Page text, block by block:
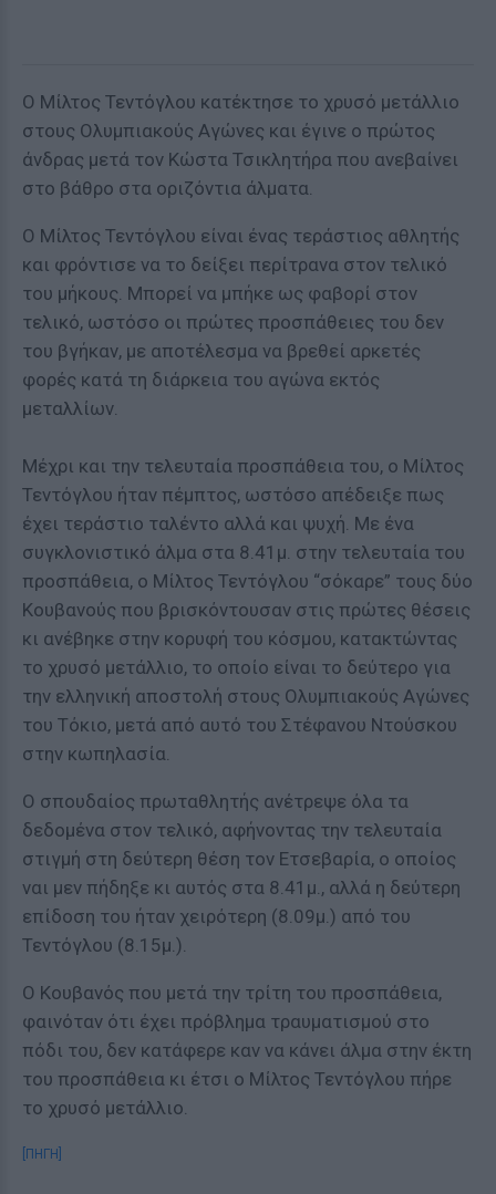
Ο Μίλτος Τεντόγλου κατέκτησε το χρυσό μετάλλιο
στους Ολυμπιακούς Αγώνες και έγινε ο πρώτος
άνδρας μετά τον Κώστα Τσικλητήρα που ανεβαίνει
στο βάθρο στα οριζόντια άλματα.
Ο Μίλτος Τεντόγλου είναι ένας τεράστιος αθλητής
και φρόντισε να το δείξει περίτρανα στον τελικό
του μήκους. Μπορεί να μπήκε ως φαβορί στον
τελικό, ωστόσο οι πρώτες προσπάθειες του δεν
του βγήκαν, με αποτέλεσμα να βρεθεί αρκετές
φορές κατά τη διάρκεια του αγώνα εκτός
μεταλλίων.
Μέχρι και την τελευταία προσπάθεια του, ο Μίλτος
Τεντόγλου ήταν πέμπτος, ωστόσο απέδειξε πως
έχει τεράστιο ταλέντο αλλά και ψυχή. Με ένα
συγκλονιστικό άλμα στα 8.41μ. στην τελευταία του
προσπάθεια, ο Μίλτος Τεντόγλου “σόκαρε” τους δύο
Κουβανούς που βρισκόντουσαν στις πρώτες θέσεις
κι ανέβηκε στην κορυφή του κόσμου, κατακτώντας
το χρυσό μετάλλιο, το οποίο είναι το δεύτερο για
την ελληνική αποστολή στους Ολυμπιακούς Αγώνες
του Τόκιο, μετά από αυτό του Στέφανου Ντούσκου
στην κωπηλασία.
O σπουδαίος πρωταθλητής ανέτρεψε όλα τα
δεδομένα στον τελικό, αφήνοντας την τελευταία
στιγμή στη δεύτερη θέση τον Ετσεβαρία, ο οποίος
ναι μεν πήδηξε κι αυτός στα 8.41μ., αλλά η δεύτερη
επίδοση του ήταν χειρότερη (8.09μ.) από του
Τεντόγλου (8.15μ.).
Ο Κουβανός που μετά την τρίτη του προσπάθεια,
φαινόταν ότι έχει πρόβλημα τραυματισμού στο
πόδι του, δεν κατάφερε καν να κάνει άλμα στην έκτη
του προσπάθεια κι έτσι ο Μίλτος Τεντόγλου πήρε
το χρυσό μετάλλιο.
[ΠΗΓΗ]